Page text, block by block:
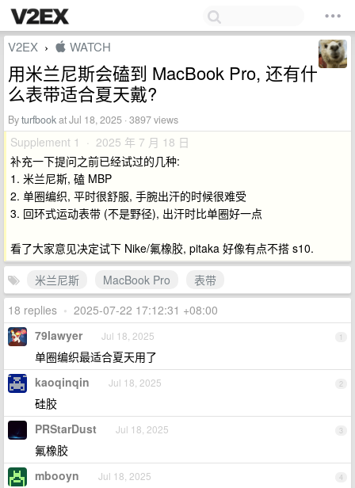
V2EX ›  WATCH
用米兰尼斯会磕到 MacBook Pro, 还有什
么表带适合夏天戴?
Byturfbookat Jul 18, 2025 · 3897 views
Supplement 1 · 2025 年 7 月 18 日
补充一下提问之前已经试过的几种:
1. 米兰尼斯, 磕 MBP
2. 单圈编织, 平时很舒服, 手腕出汗的时候很难受
3. 回环式运动表带 (不是野径), 出汗时比单圈好一点
看了大家意见决定试下 Nike/氟橡胶, pitaka 好像有点不搭 s10.
米兰尼斯
MacBook Pro
表带
18 replies • 2025-07-22 17:12:31 +08:00
1
79lawyer Jul 18, 2025
单圈编织最适合夏天用了
2
kaoqinqin Jul 18, 2025
硅胶
3
PRStarDust Jul 18, 2025
氟橡胶
4
mbooyn Jul 18, 2025